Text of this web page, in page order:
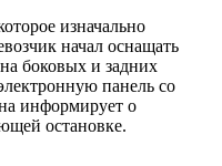
изначально
начал оснащать
боковых и задних
панель со
информирует о
остановке.